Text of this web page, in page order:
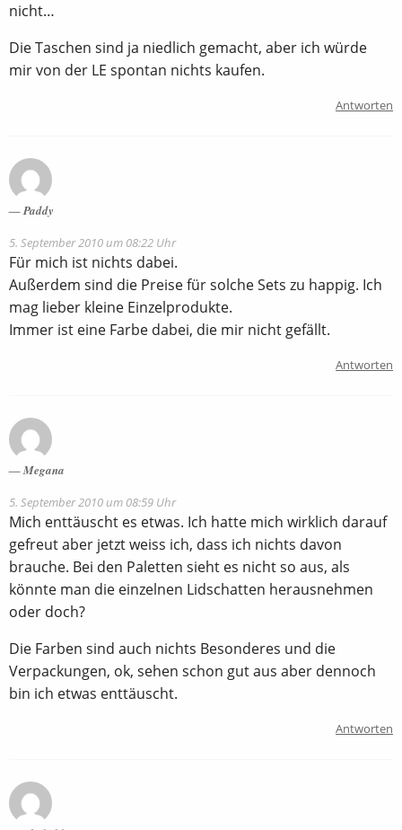
nicht…
Die Taschen sind ja niedlich gemacht, aber ich würde
mir von der LE spontan nichts kaufen.
Antworten
Paddy
5. September 2010 um 08:22 Uhr
Für mich ist nichts dabei.
Außerdem sind die Preise für solche Sets zu happig. Ich
mag lieber kleine Einzelprodukte.
Immer ist eine Farbe dabei, die mir nicht gefällt.
Antworten
Megana
5. September 2010 um 08:59 Uhr
Mich enttäuscht es etwas. Ich hatte mich wirklich darauf
gefreut aber jetzt weiss ich, dass ich nichts davon
brauche. Bei den Paletten sieht es nicht so aus, als
könnte man die einzelnen Lidschatten herausnehmen
oder doch?
Die Farben sind auch nichts Besonderes und die
Verpackungen, ok, sehen schon gut aus aber dennoch
bin ich etwas enttäuscht.
Antworten